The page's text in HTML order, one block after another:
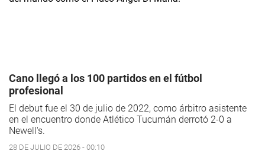
Cano llegó a los 100 partidos en el fútbol
profesional
El debut fue el 30 de julio de 2022, como árbitro asistente
en el encuentro donde Atlético Tucumán derrotó 2-0 a
Newell's.
28 DE JULIO DE 2026 - 00:10